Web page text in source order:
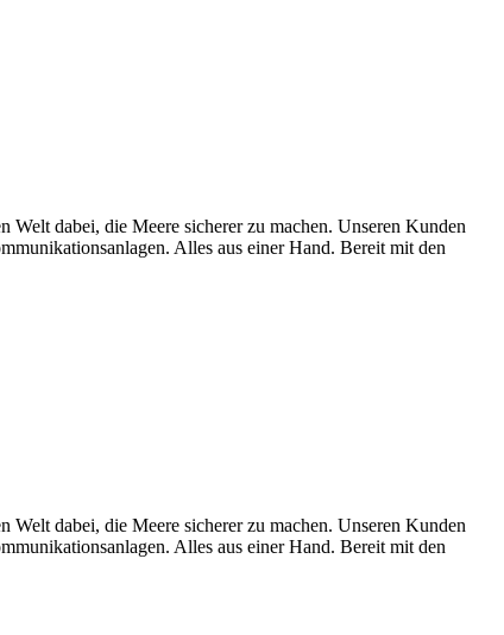
dabei, die Meere sicherer zu machen. Unseren Kunden
Alles aus einer Hand. Bereit mit den
dabei, die Meere sicherer zu machen. Unseren Kunden
Alles aus einer Hand. Bereit mit den